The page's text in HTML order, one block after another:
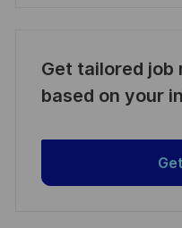
Get tailored job
based on your